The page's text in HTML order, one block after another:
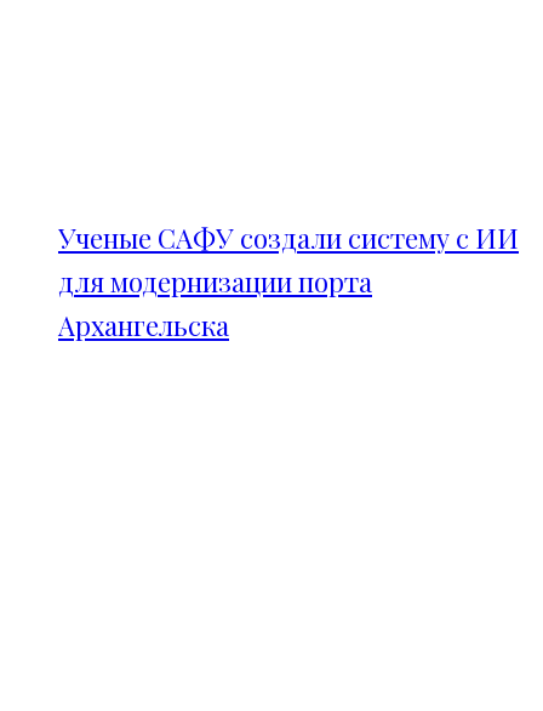
Ученые САФУ создали систему с ИИ
для модернизации порта
Архангельска